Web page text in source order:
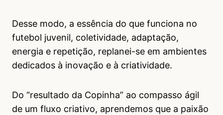
Desse modo, a essência do que funciona no
futebol juvenil, coletividade, adaptação,
energia e repetição, replanei-se em ambientes
dedicados à inovação e à criatividade.
Do “resultado da Copinha” ao compasso ágil
de um fluxo criativo, aprendemos que a paixão